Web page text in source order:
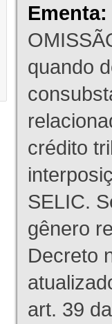
Ementa:
quando
crédito
SELIC.
gênero
Decreto
art. 39